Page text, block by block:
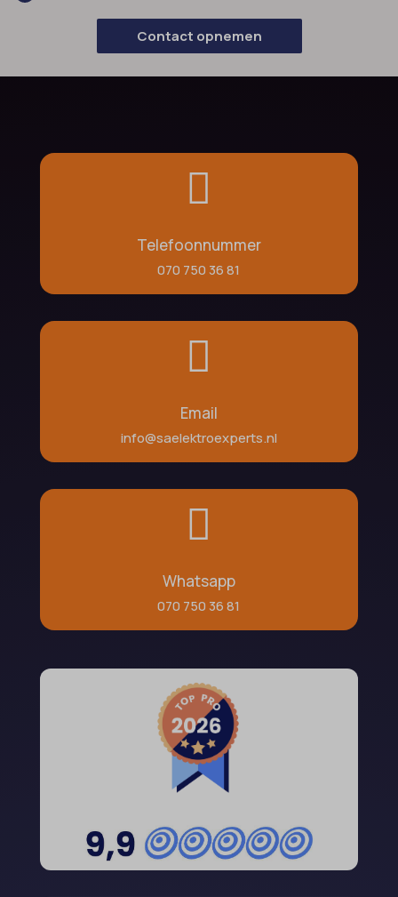
Contact opnemen

Telefoonnummer
070 750 36 81

Email
info@saelektroexperts.nl

Whatsapp
070 750 36 81